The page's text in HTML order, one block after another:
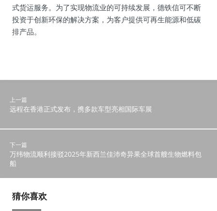
式货运服务。为了实现物流业的可持续发展，德铁信可不断
投资于创新环保的解决方案，为客户提供可再生能源和低碳
排产品。
上一篇
远程在香港正式发布，携多款车型亮相国际车展
下一篇
万纬物流顺利接驳2025年新西兰佳沛奇异果全球首艘生物燃料包
船
猜你喜欢